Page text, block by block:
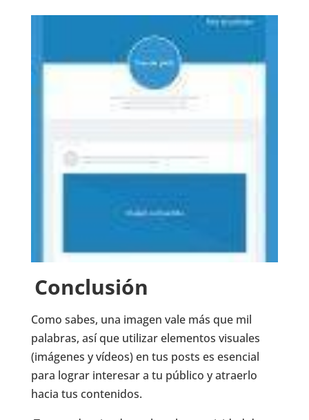
Conclusión
Como sabes, una imagen vale más que mil
palabras, así que utilizar elementos visuales
(imágenes y vídeos) en tus posts es esencial
para lograr interesar a tu público y atraerlo
hacia tus contenidos.